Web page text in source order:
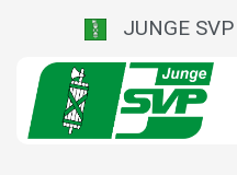
JUNGE SVP